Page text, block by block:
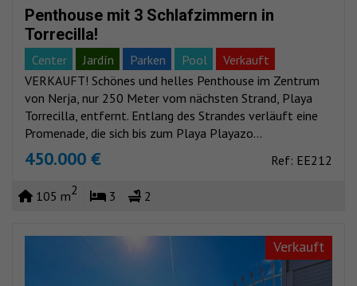
Penthouse mit 3 Schlafzimmern in
Torrecilla!
Center Jardín Parken Pool
Verkauft
Meerblick
Bergblick
VERKAUFT! Schönes und helles Penthouse im Zentrum
von Nerja, nur 250 Meter vom nächsten Strand, Playa
Torrecilla, entfernt. Entlang des Strandes verläuft eine
Promenade, die sich bis zum Playa Playazo...
450.000 € Ref: EE212
105 m2 3 2
Verkauft